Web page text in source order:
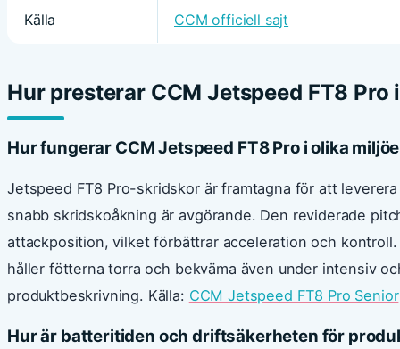
Källa CCM officiell sajt
Hur presterar CCM Jetspeed FT8 Pro
Hur fungerar CCM Jetspeed FT8 Pro i olika
Jetspeed FT8 Pro-skridskor är framtagna för att
snabb skridskoåkning är avgörande. Den reviderade
attackposition, vilket förbättrar acceleration och
håller fötterna torra och bekväma även under intensiv
produktbeskrivning. Källa: CCM Jetspeed FT8 Pro Senior
Hur är batteritiden och driftsäkerheten för